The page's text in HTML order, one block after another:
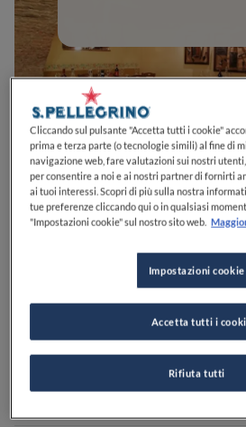
0 0 0
Piazza Luca Signorelli, 2752044Cortona
Giovedì, 12:00-
VEDI ORARI
PREZZO
Cliccando sul pulsante "Accetta tutti i cookie"
prima e terza parte (o tecnologie simili) al fine di
navigazione web, fare valutazioni sui nostri
per consentire a noi e ai nostri partner di fornirti
ai tuoi interessi. Scopri di più sulla nostra
tue preferenze cliccando qui o in qualsiasi
"Impostazioni cookie" sul nostro sito web.
Impostazioni cookie
Rifiuta tutti
Accetta tutti i